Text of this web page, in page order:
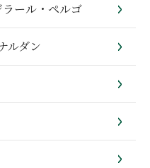
ール・ペルゴ
ルダン